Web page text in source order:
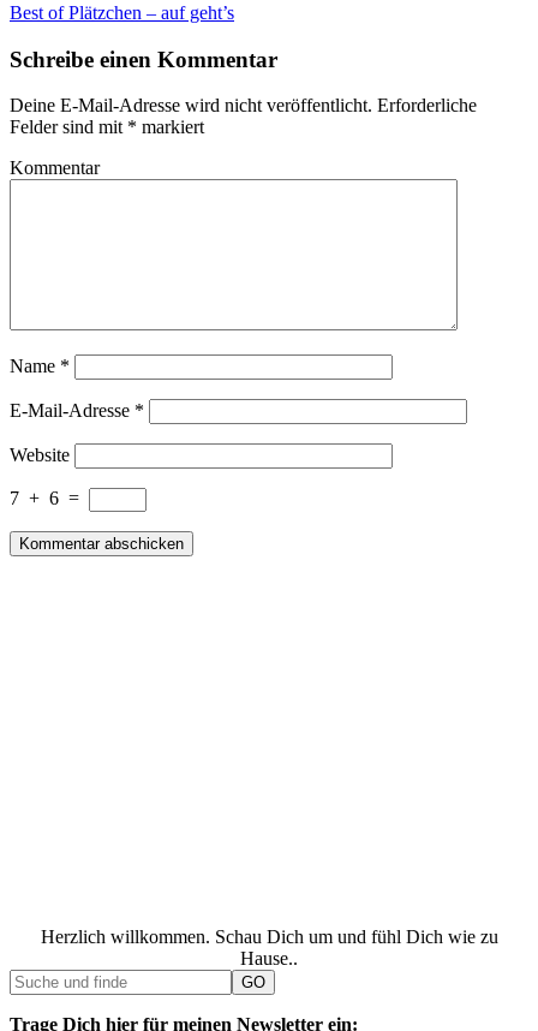
Best of Plätzchen – auf geht’s
Schreibe einen Kommentar
Deine E-Mail-Adresse wird nicht veröffentlicht. Erforderliche
Felder sind mit * markiert
Kommentar
Name *
E-Mail-Adresse *
Website
7 + 6 =
Herzlich willkommen. Schau Dich um und fühl Dich wie zu
Hause..
Trage Dich hier für meinen Newsletter ein: